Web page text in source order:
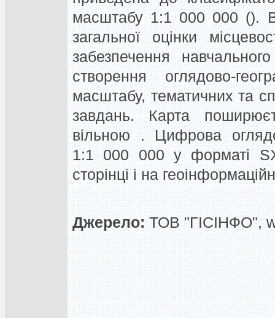
масштабу 1:1 000 000 ().
загальної оцінки
забезпечення
створення оглядово-
масштабу, тематичних та
завдань. Карта
вільною . Цифрова
1:1 000 000 у форматі
сторінці і на
Джерело: ТОВ "ГІСІНФО",